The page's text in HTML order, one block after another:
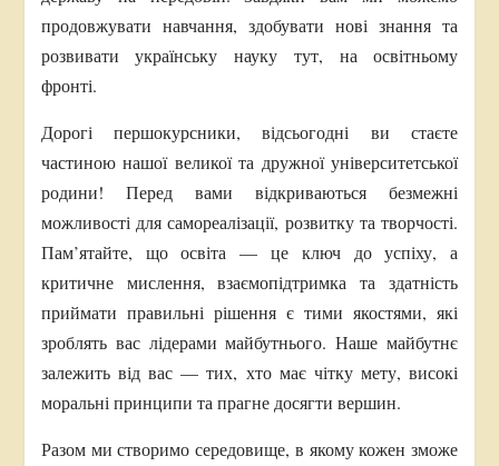
продовжувати навчання, здобувати нові знання та
розвивати українську науку тут, на освітньому
фронті.
Дорогі першокурсники, відсьогодні ви стаєте
частиною нашої великої та дружної університетської
родини! Перед вами відкриваються безмежні
можливості для самореалізації, розвитку та творчості.
Пам’ятайте, що освіта — це ключ до успіху, а
критичне мислення, взаємопідтримка та здатність
приймати правильні рішення є тими якостями, які
зроблять вас лідерами майбутнього. Наше майбутнє
залежить від вас — тих, хто має чітку мету, високі
моральні принципи та прагне досягти вершин.
Разом ми створимо середовище, в якому кожен зможе